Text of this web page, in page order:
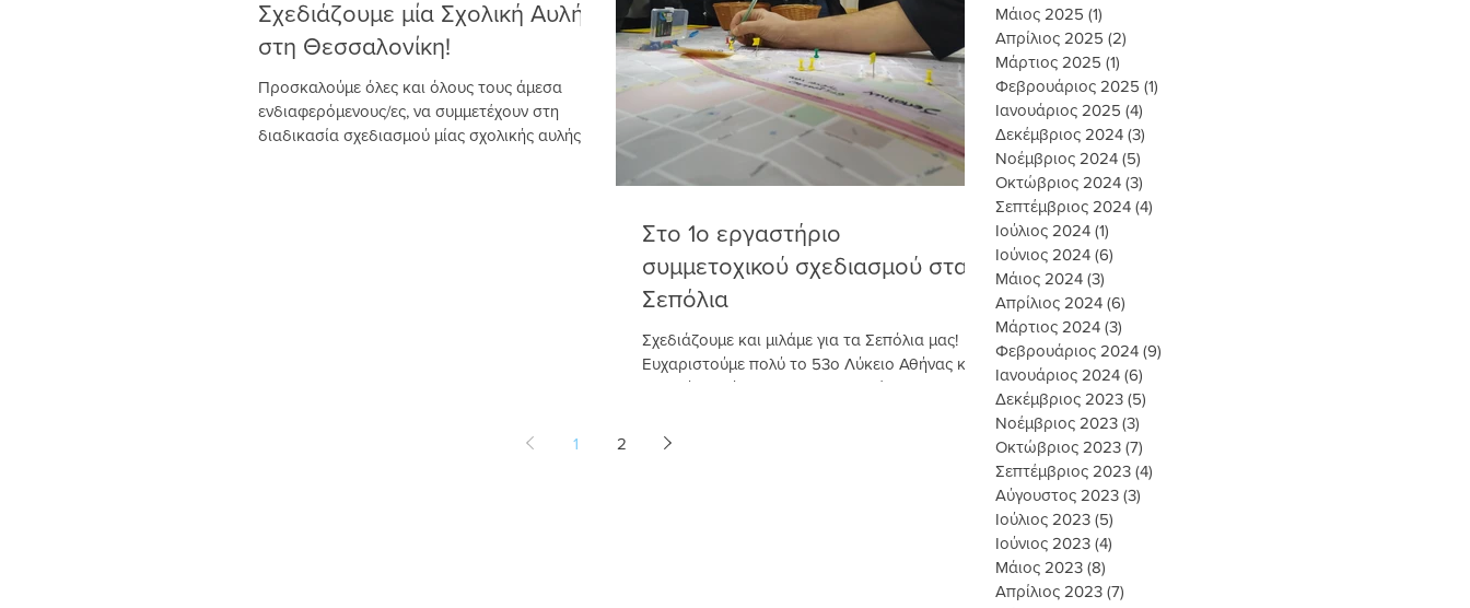
Σχεδιάζουμε μία Σχολική Αυλή
στη Θεσσαλονίκη!
Προσκαλούμε όλες και όλους τους άμεσα
ενδιαφερόμενους/ες, να συμμετέχουν στη
διαδικασία σχεδιασμού μίας σχολικής αυλής
Στο 1ο εργαστήριο
συμμετοχικού σχεδιασμού στα
Σεπόλια
Σχεδιάζουμε και μιλάμε για τα Σεπόλια μας!
Ευχαριστούμε πολύ το 53ο Λύκειο Αθήνας και
τη διεύθυνσή του, για τη φιλοξενία του 1ου...
1 2
Μάιος 2025 (1)
Απρίλιος 2025 (2)
Μάρτιος 2025 (1)
Φεβρουάριος 2025 (1)
Ιανουάριος 2025 (4)
Δεκέμβριος 2024 (3)
Νοέμβριος 2024 (5)
Οκτώβριος 2024 (3)
Σεπτέμβριος 2024 (4)
Ιούλιος 2024 (1)
Ιούνιος 2024 (6)
Μάιος 2024 (3)
Απρίλιος 2024 (6)
Μάρτιος 2024 (3)
Φεβρουάριος 2024 (9)
Ιανουάριος 2024 (6)
Δεκέμβριος 2023 (5)
Νοέμβριος 2023 (3)
Οκτώβριος 2023 (7)
Σεπτέμβριος 2023 (4)
Αύγουστος 2023 (3)
Ιούλιος 2023 (5)
Ιούνιος 2023 (4)
Μάιος 2023 (8)
Απρίλιος 2023 (7)